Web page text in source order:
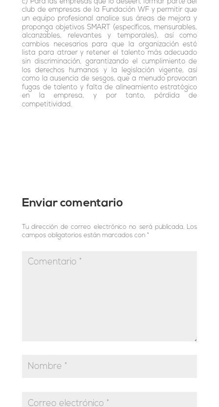
club de empresas de la Fundación WF y permitir que
un equipo profesional analice sus áreas de mejora y
proponga objetivos SMART (específicos, mensurables,
alcanzables, relevantes y temporales), así como
cambios necesarios para que la organización esté
lista para atraer y retener el talento más adecuado
sin discriminación, garantizando el cumplimiento de
los derechos humanos y la legislación vigente, así
como la ausencia de sesgos, que a menudo provocan
fugas de talento y falta de alineamiento estratégico
en la empresa, y por tanto, pérdida de
competitividad.
Enviar comentario
Tu dirección de correo electrónico no será publicada. Los
campos obligatorios están marcados con *